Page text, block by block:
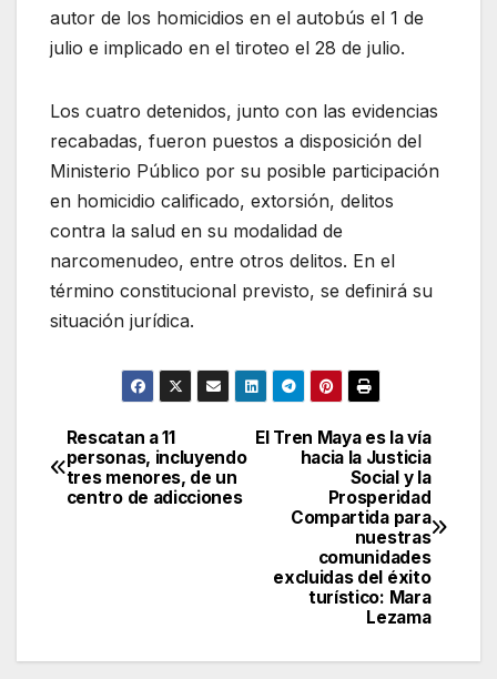
autor de los homicidios en el autobús el 1 de
julio e implicado en el tiroteo el 28 de julio.
Los cuatro detenidos, junto con las evidencias
recabadas, fueron puestos a disposición del
Ministerio Público por su posible participación
en homicidio calificado, extorsión, delitos
contra la salud en su modalidad de
narcomenudeo, entre otros delitos. En el
término constitucional previsto, se definirá su
situación jurídica.
Navegación
de
El Tren Maya es la vía
hacia la Justicia
Social y la
Prosperidad
Compartida para
nuestras
comunidades
excluidas del éxito
turístico: Mara
Lezama
Rescatan a 11
personas, incluyendo
tres menores, de un
centro de adicciones